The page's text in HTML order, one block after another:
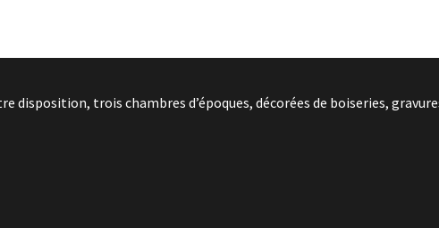
trois chambres d’époques, décorées de boiseries,